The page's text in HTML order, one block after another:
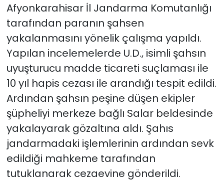
Afyonkarahisar İl Jandarma Komutanlığı
tarafından paranın şahsen
yakalanmasını yönelik çalışma yapıldı.
Yapılan incelemelerde U.D., isimli şahsın
uyuşturucu madde ticareti suçlaması ile
10 yıl hapis cezası ile arandığı tespit edildi.
Ardından şahsın peşine düşen ekipler
şüpheliyi merkeze bağlı Salar beldesinde
yakalayarak gözaltına aldı. Şahıs
jandarmadaki işlemlerinin ardından sevk
edildiği mahkeme tarafından
tutuklanarak cezaevine gönderildi.